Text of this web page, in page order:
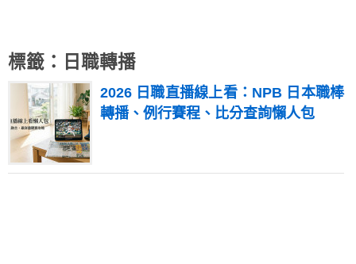
標籤：日職轉播
2026 日職直播線上看：NPB 日本職棒
轉播、例行賽程、比分查詢懶人包